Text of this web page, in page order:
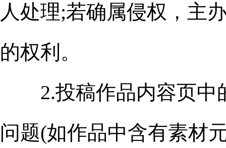
人处理;若确属侵权，主
的权利。
2.投稿作品内容页中
问题(如作品中含有素材